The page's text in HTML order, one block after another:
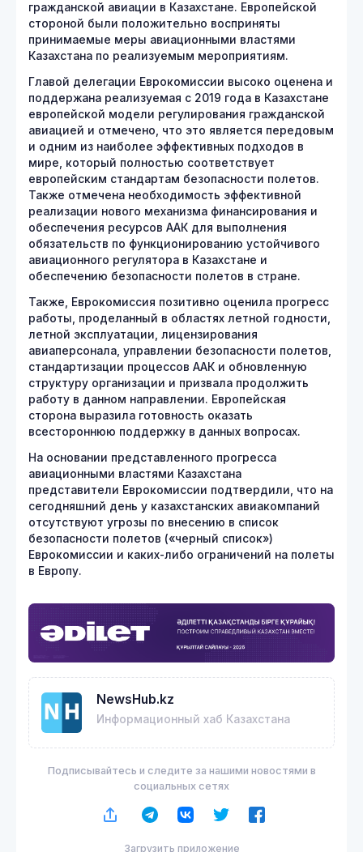
гражданской авиации в Казахстане. Европейской
стороной были положительно восприняты
принимаемые меры авиационными властями
Казахстана по реализуемым мероприятиям.
Главой делегации Еврокомиссии высоко оценена и
поддержана реализуемая с 2019 года в Казахстане
европейской модели регулирования гражданской
авиацией и отмечено, что это является передовым
и одним из наиболее эффективных подходов в
мире, который полностью соответствует
европейским стандартам безопасности полетов.
Также отмечена необходимость эффективной
реализации нового механизма финансирования и
обеспечения ресурсов ААК для выполнения
обязательств по функционированию устойчивого
авиационного регулятора в Казахстане и
обеспечению безопасности полетов в стране.
Также, Еврокомиссия позитивно оценила прогресс
работы, проделанный в областях летной годности,
летной эксплуатации, лицензирования
авиаперсонала, управлении безопасности полетов,
стандартизации процессов ААК и обновленную
структуру организации и призвала продолжить
работу в данном направлении. Европейская
сторона выразила готовность оказать
всестороннюю поддержку в данных вопросах.
На основании представленного прогресса
авиационными властями Казахстана
представители Еврокомиссии подтвердили, что на
сегодняшний день у казахстанских авиакомпаний
отсутствуют угрозы по внесению в список
безопасности полетов («черный список»)
Еврокомиссии и каких-либо ограничений на полеты
в Европу.
NewsHub.kz
Информационный хаб Казахстана
Подписывайтесь и следите за нашими новостями в
социальных сетях
Загрузить приложение